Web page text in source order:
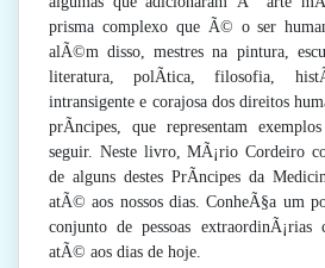
prisma complexo que Ã© o ser
alÃ©m disso, mestres na pintura,
literatura, polÃ­tica, filosofia,
intransigente e corajosa dos direitos
prÃ­ncipes, que representam
seguir. Neste livro, MÃ¡rio Cordeiro
de alguns destes PrÃ­ncipes da
atÃ© aos nossos dias. ConheÃ§a um
conjunto de pessoas extraordinÃ¡rias
atÃ© aos dias de hoje.